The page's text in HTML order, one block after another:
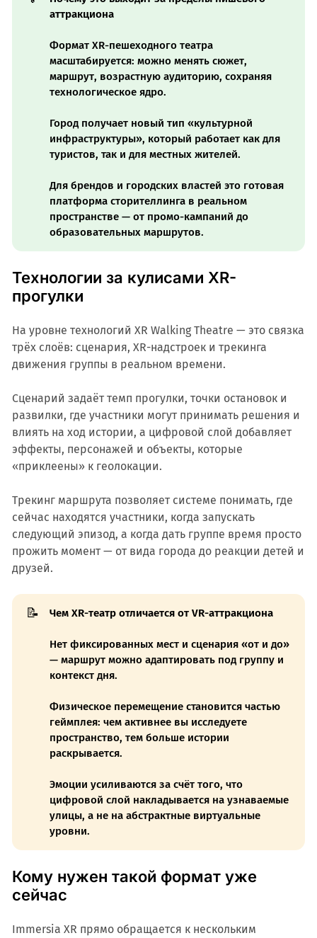
аттракциона
Формат XR-пешеходного театра
масштабируется: можно менять сюжет,
маршрут, возрастную аудиторию, сохраняя
технологическое ядро.
Город получает новый тип «культурной
инфраструктуры», который работает как для
туристов, так и для местных жителей.
Для брендов и городских властей это готовая
платформа сторителлинга в реальном
пространстве — от промо-кампаний до
образовательных маршрутов.
Технологии за кулисами XR-
прогулки
На уровне технологий XR Walking Theatre — это связка
трёх слоёв: сценария, XR-надстроек и трекинга
движения группы в реальном времени.
Сценарий задаёт темп прогулки, точки остановок и
развилки, где участники могут принимать решения и
влиять на ход истории, а цифровой слой добавляет
эффекты, персонажей и объекты, которые
«приклеены» к геолокации.
Трекинг маршрута позволяет системе понимать, где
сейчас находятся участники, когда запускать
следующий эпизод, а когда дать группе время просто
прожить момент — от вида города до реакции детей и
друзей.
📝 Чем XR-театр отличается от VR-аттракциона
Нет фиксированных мест и сценария «от и до»
— маршрут можно адаптировать под группу и
контекст дня.
Физическое перемещение становится частью
геймплея: чем активнее вы исследуете
пространство, тем больше истории
раскрывается.
Эмоции усиливаются за счёт того, что
цифровой слой накладывается на узнаваемые
улицы, а не на абстрактные виртуальные
уровни.
Кому нужен такой формат уже
сейчас
Immersia XR прямо обращается к нескольким